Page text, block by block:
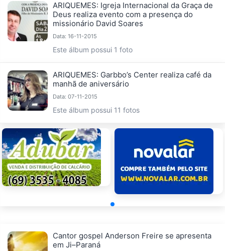
ARIQUEMES: Igreja Internacional da Graça de
Deus realiza evento com a presença do
missionário David Soares
Data: 16-11-2015
Este álbum possui 1 foto
ARIQUEMES: Garbbo’s Center realiza café da
manhã de aniversário
Data: 07-11-2015
Este álbum possui 11 fotos
Cantor gospel Anderson Freire se apresenta
em Ji–Paraná